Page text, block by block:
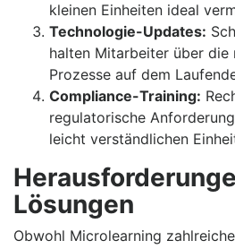
kleinen Einheiten ideal
Technologie-Updates:
halten Mitarbeiter über die
Prozesse auf dem
Compliance-Training:
regulatorische
leicht verständlichen
Lösungen
Obwohl Microlearning